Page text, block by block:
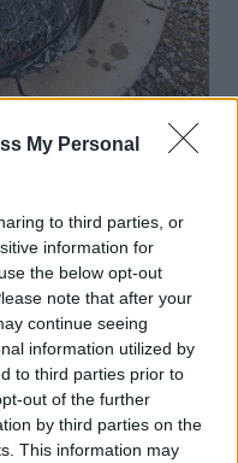
My Personal
to third parties, or
information for
the below opt-out
note that after your
continue seeing
information utilized by
to third parties prior to
out of the further
by third parties on the
This information may
vám vždy
alebo lámať
neprekáža umelý
ohnisko.